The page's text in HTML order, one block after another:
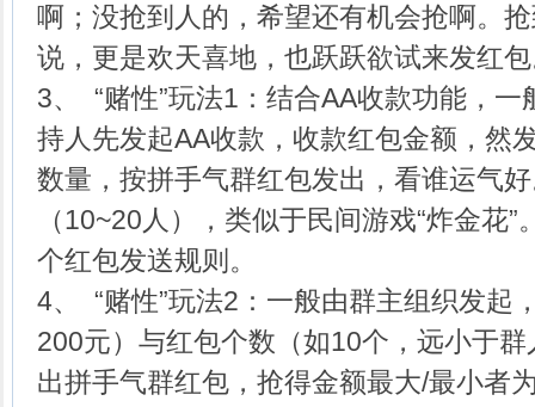
啊；没抢到人的，希望还有机会抢啊。
说，更是欢天喜地，也跃跃欲试来发红
3、 “赌性”玩法1：结合AA收款功能，
持人先发起AA收款，收款红包金额，然
数量，按拼手气群红包发出，看谁运气
（10~20人），类似于民间游戏“炸金花
个红包发送规则。
4、 “赌性”玩法2：一般由群主组织发起
200元）与红包个数（如10个，远小于
出拼手气群红包，抢得金额最大/最小者